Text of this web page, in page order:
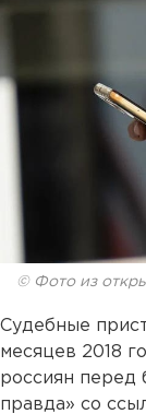
© Фото из
Судебные
месяцев 2018
россиян перед
правда» со